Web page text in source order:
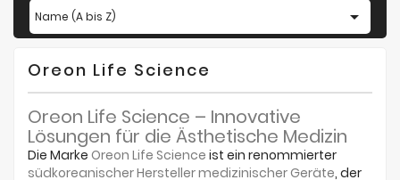
Mesotherapie
Peelings
PRP
Skincare
Zubehör
Name (A bis Z) 
Oreon Life Science
Oreon Life Science – Innovative
Lösungen für die Ästhetische Medizin
Die Marke Oreon Life Science ist ein renommierter
südkoreanischer Hersteller medizinischer Geräte, der